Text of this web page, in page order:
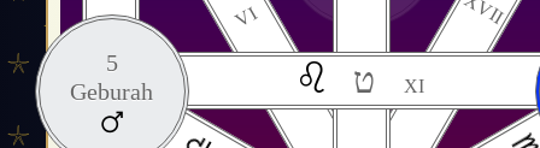
XVII
VI
ט XI
5
Geburah